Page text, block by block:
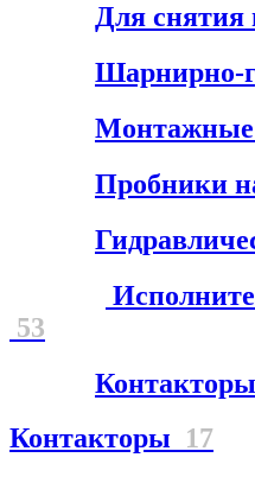
Для снятия
Шарнирно-
Монтажные
Пробники
53
Контакторы
Контакторы 17